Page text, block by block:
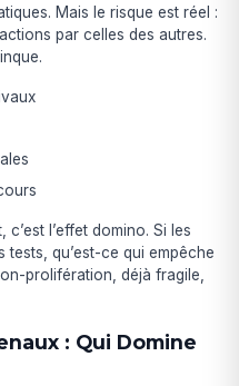
Mais le risque est réel :
par celles des autres.
l’effet domino. Si les
qu’est-ce qui empêche
prolifération, déjà fragile,
: Qui Domine